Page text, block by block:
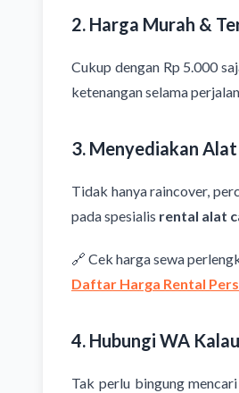
2. Harga Murah &
Cukup dengan Rp 5.000
ketenangan selama
3. Menyediakan
Tidak hanya raincover,
pada spesialis rental alat
🔗 Cek harga sewa
Daftar Harga Rental
4. Hubungi WA
Tak perlu bingung